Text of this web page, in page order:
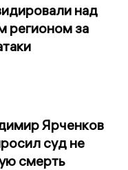
над
регионом за
Ярченков
суд не
смерть